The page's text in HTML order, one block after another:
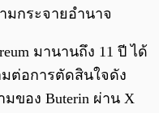
มกระจายอำนาจ
มานานถึง 11 ปี ได้
ต่อการตัดสินใจดัง
มของ Buterin ผ่าน X